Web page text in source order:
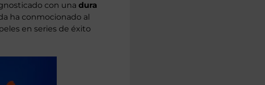
con una dura
ha conmocionado al
en series de éxito